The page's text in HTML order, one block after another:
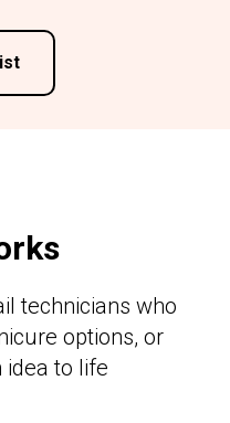
technicians who
options, or
idea to life